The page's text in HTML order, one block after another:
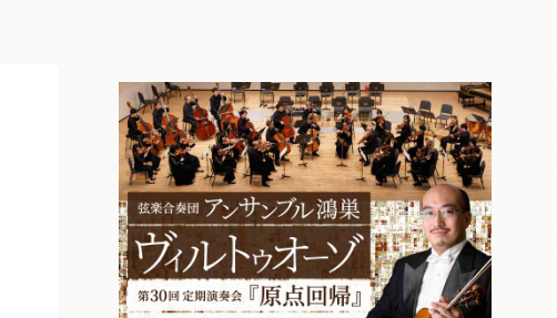
ぶらあぼブラス！
フォルテピアノ・オデッセイ